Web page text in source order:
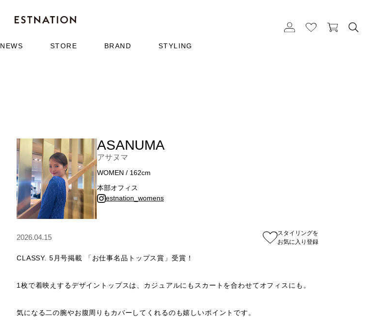
NEWS STORE BRAND STYLING
ASANUMA
アサヌマ
WOMEN / 162cm
本部オフィス
estnation_womens
スタイリングを
お気に入り登録
2026.04.15
CLASSY. 5月号掲載 「お仕事名品トップス賞」受賞！
1枚で着映えするデザイントップスは、カジュアルにもスカートを合わせてオフィスにも。
気になる二の腕やお腹周りもカバーしてくれるのも嬉しいポイントです。